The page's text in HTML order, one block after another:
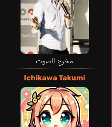
مخرج الصوت
Ichikawa Takumi
Wakayama Shion